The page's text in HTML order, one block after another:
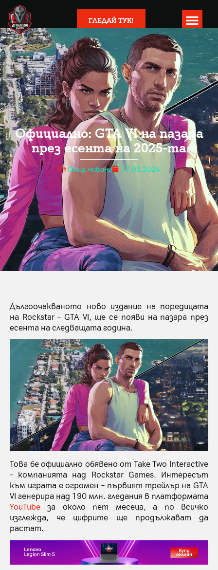
ГЛЕДАЙ ТУК!
Официално: GTA VI на пазара
през есента на 2025-та
Общи новини 17.05.2024
Дългоочакваното ново издание на поредицата
на Rockstar – GTA VI, ще се появи на пазара през
есента на следващата година.
Това бе официално обявено от Take Two Interactive
– компанията над Rockstar Games. Интересът
към играта е огромен – първият трейлър на GTA
VI генерира над 190 млн. гледания в платформата
YouTube за около пет месеца, а по всичко
изглежда, че цифрите ще продължават да
растат.